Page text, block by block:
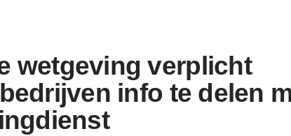
wetgeving verplicht
info te delen